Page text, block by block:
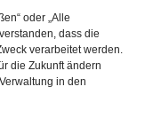
oder „Alle
dass die
verarbeitet werden.
die Zukunft ändern
in den